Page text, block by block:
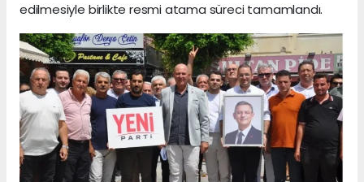
edilmesiyle birlikte resmi atama süreci tamamlandı.